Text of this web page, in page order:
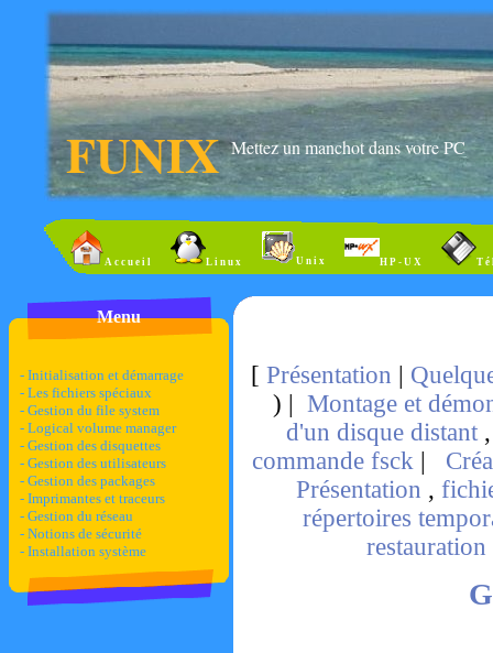
FUNIX Mettez un manchot dans votre PC
Accueil Linux Unix HP-UX
Menu
- Initialisation et démarrage
- Les fichiers spéciaux
- Gestion du file system
- Logical volume manager
- Gestion des disquettes
- Gestion des utilisateurs
- Gestion des packages
- Imprimantes et traceurs
- Gestion du réseau
- Notions de sécurité
- Installation système
[ Présentation
) |
Montage et
d'un disque distant
commande fsck
Présentation ,
répertoires
restauration